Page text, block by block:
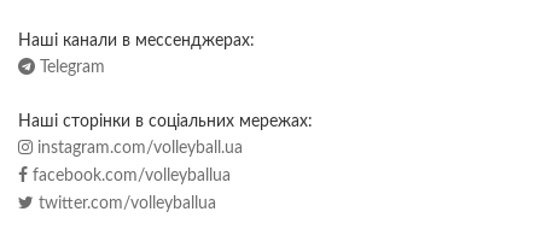
Наші канали в мессенджерах:
Telegram
Наші сторінки в соціальних мережах:
instagram.com/volleyball.ua
facebook.com/volleyballua
twitter.com/volleyballua